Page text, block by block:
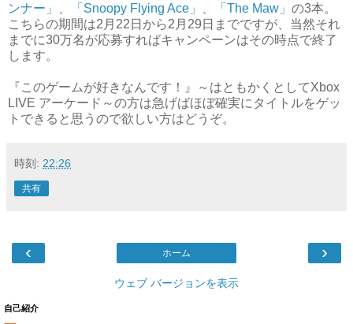
ンナー」
「Snoopy Flying Ace」 「The Maw」 の3本。
こちらの期間は2月22日から2月29日までですが、当然それ
までに30万名が応募すればキャンペーンはその時点で終了
します。
『このゲームが好きなんです！』～はともかくとしてXbox
LIVE アーケード～の方は急げばほぼ確実にタイトルをゲッ
トできると思うので欲しい方はどうぞ。
時刻: 22:26
共有
‹ ›
ホーム
ウェブ バージョンを表示
自己紹介